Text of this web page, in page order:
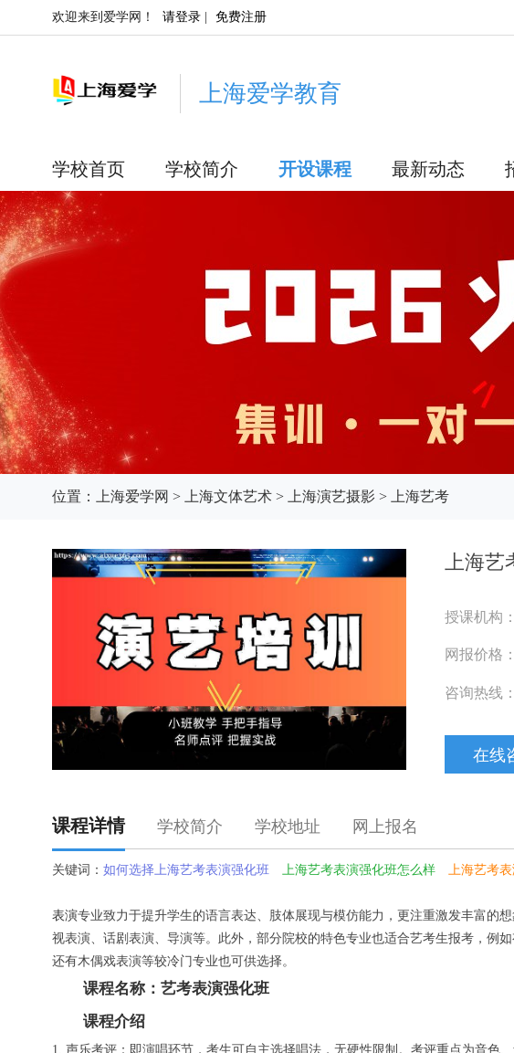
欢迎来到爱学网！ 请登录 免费注册
上海爱学教育
学校首页 学校简介 开设课程 最新动态
位置： 上海爱学网 > 上海文体艺术 > 上海演艺摄影 > 上海艺考
上海艺
授课机构：
网报价格：
咨询热线：
在线
课程详情 学校简介 学校地址 网上报名
关键词： 如何选择上海艺考表演强化班 上海艺考表演强化班怎么样 上海艺考
表演专业致力于提升学生的语言表达、肢体展现与模仿能力，更注重激发丰富的
视表演、话剧表演、导演等。此外，部分院校的特色专业也适合艺考生报考，例
还有木偶戏表演等较冷门专业也可供选择。
课程名称：艺考表演强化班
课程介绍
1. 声乐考评：即演唱环节，考生可自主选择唱法，无硬性限制。考评重点为音色